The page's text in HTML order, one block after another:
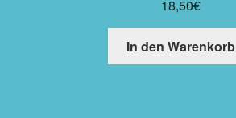
18,50€
In den Warenkorb